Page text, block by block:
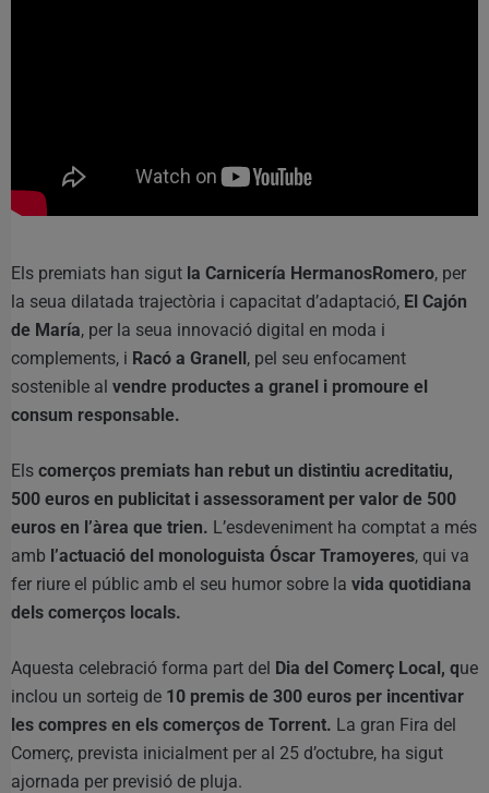
Els premiats han sigut la Carnicería HermanosRomero, per
la seua dilatada trajectòria i capacitat d’adaptació, El Cajón
de María, per la seua innovació digital en moda i
complements, i Racó a Granell, pel seu enfocament
sostenible al vendre productes a granel i promoure el
consum responsable.
Els comerços premiats han rebut un distintiu acreditatiu,
500 euros en publicitat i assessorament per valor de 500
euros en l’àrea que trien. L’esdeveniment ha comptat a més
amb l’actuació del monologuista Óscar Tramoyeres, qui va
fer riure el públic amb el seu humor sobre la vida quotidiana
dels comerços locals.
Aquesta celebració forma part del Dia del Comerç Local, que
inclou un sorteig de 10 premis de 300 euros per incentivar
les compres en els comerços de Torrent. La gran Fira del
Comerç, prevista inicialment per al 25 d’octubre, ha sigut
ajornada per previsió de pluja.